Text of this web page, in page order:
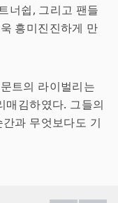
너쉽, 그리고 팬들
흥미진진하게 만
트의 라이벌리는
매김하였다. 그들의
과 무엇보다도 기